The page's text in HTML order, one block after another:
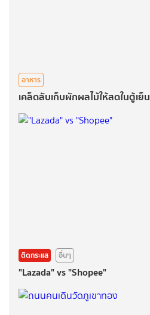
อาหาร
เคล็ดลับเก็บผักผลไม้ให้สดในตู้เย็น
ติดกระแส อื่นๆ
"Lazada" vs "Shopee"